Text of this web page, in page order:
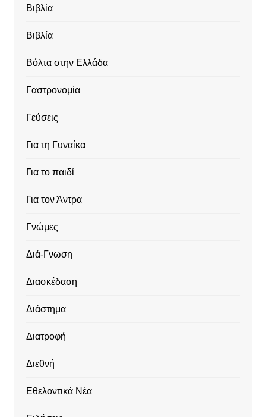
Βιβλία
Βιβλία
Βόλτα στην Ελλάδα
Γαστρονομία
Γεύσεις
Για τη Γυναίκα
Για το παιδί
Για τον Άντρα
Γνώμες
Διά-Γνωση
Διασκέδαση
Διάστημα
Διατροφή
Διεθνή
Εθελοντικά Νέα